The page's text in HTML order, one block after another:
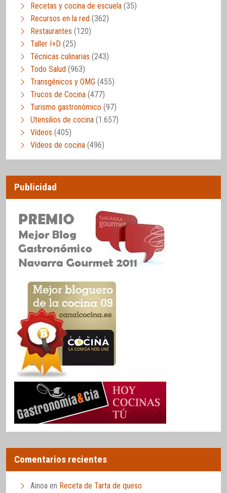
Recetas y cocina de escuela (35)
Recursos en la red (362)
Restaurantes (120)
Taller I+D (25)
Técnicas culinarias (243)
Todo Salud (963)
Transgénicos y OMG (455)
Trucos de Cocina (477)
Turismo gastronómico (97)
Utensilios de cocina (1.657)
Vídeos (405)
Vídeos de cocina (496)
Publicidad
Comentarios recientes
Ainoa en Receta de Tarta de queso